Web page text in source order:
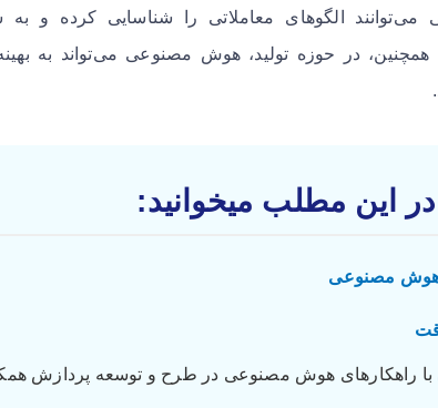
الگوهای معاملاتی را شناسایی کرده و به
همچنین، در حوزه تولید، هوش مصنوعی می‌تواند به
در این مطلب میخوانید:
هوش مصنوعی
با راهکارهای هوش مصنوعی در طرح و توسعه پردازش